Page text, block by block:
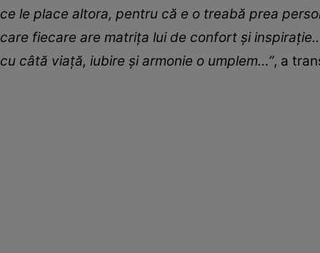
ce le place altora, pentru că e o treabă prea
care fiecare are matrița lui de confort și
cu câtă viață, iubire și armonie o umplem…”, a